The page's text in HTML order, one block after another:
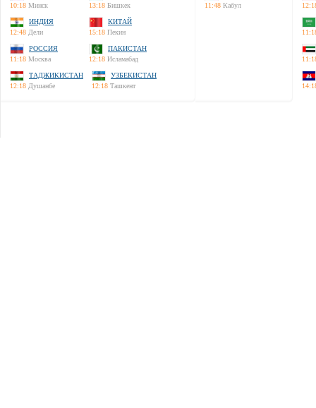
10:18 Минск
13:18 Бишкек
ИНДИЯ
12:48 Дели
КИТАЙ
15:18 Пекин
РОССИЯ
11:18 Москва
ПАКИСТАН
12:18 Исламабад
ТАДЖИКИСТАН
12:18 Душанбе
УЗБЕКИСТАН
12:18 Ташкент
11:48 Кабул